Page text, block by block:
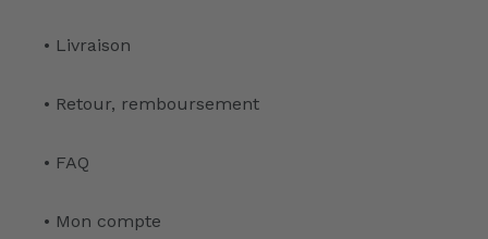
• Livraison
• Retour, remboursement
• FAQ
• Mon compte